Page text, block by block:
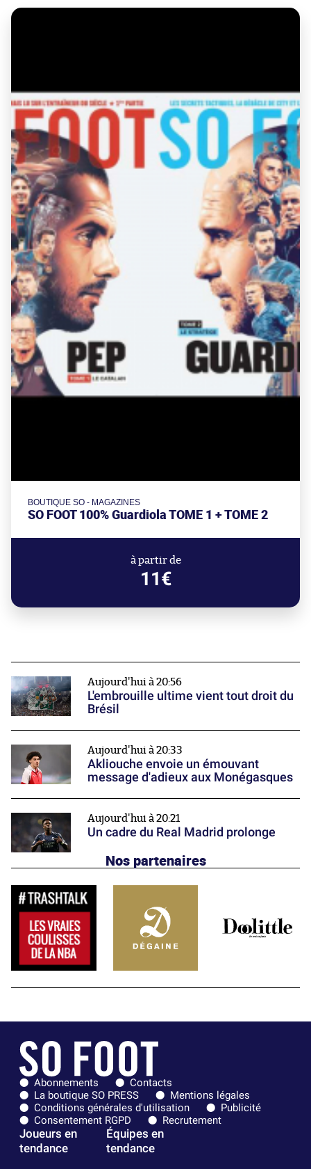
BOUTIQUE SO - MAGAZINES
SO FOOT 100% Guardiola TOME 1 + TOME 2
à partir de
11€
Aujourd'hui à 20:56
L'embrouille ultime vient tout droit du
Brésil
Aujourd'hui à 20:33
Akliouche envoie un émouvant
message d'adieux aux Monégasques
Aujourd'hui à 20:21
Un cadre du Real Madrid prolonge
Nos partenaires
Abonnements
Contacts
La boutique SO PRESS
Mentions légales
Conditions générales d'utilisation
Publicité
Consentement RGPD
Recrutement
Joueurs en
tendance
Équipes en
tendance